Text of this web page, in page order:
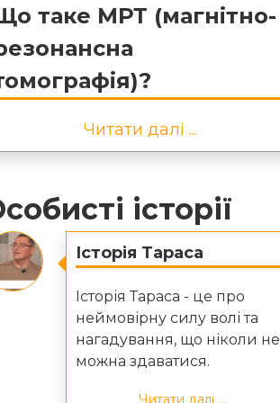
таке МРТ (магнітно-
Читати далі ...
історії
Історія Тараса
Історія Тараса - це про
неймовірну силу волі та
нагадування, що ніколи не
можна здаватися.
Читати далі ...